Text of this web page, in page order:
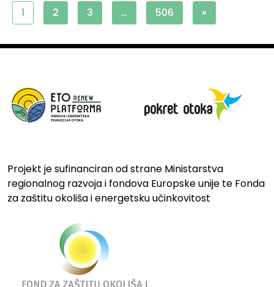
1 2 3 … 506 »
Projekt je sufinanciran od strane Ministarstva
regionalnog razvoja i fondova Europske unije te Fonda
za zaštitu okoliša i energetsku učinkovitost